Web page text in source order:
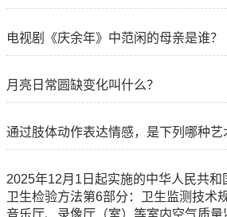
电视剧《庆余年》中范闲的母亲是谁？
月亮日常圆缺变化叫什么？
通过肢体动作表达情感，是下列哪种艺
2025年12月1日起实施的中华人民共
卫生检验方法第6部分：卫生监测技术
音乐厅、录像厅（室）等室内空气质